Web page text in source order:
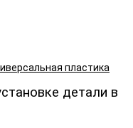
детали в